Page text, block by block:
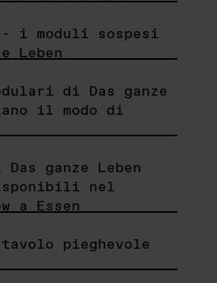
- i moduli sospesi
Leben
di Das ganze
il modo di
ganze Leben
nel
a Essen
tavolo pieghevole